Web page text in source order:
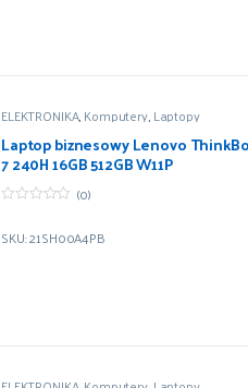
ELEKTRONIKA,Komputery,Laptopy
Laptop biznesowy Lenovo
7 240H 16GB 512GB W11P
5
(0)
SKU: 21SH00A4PB